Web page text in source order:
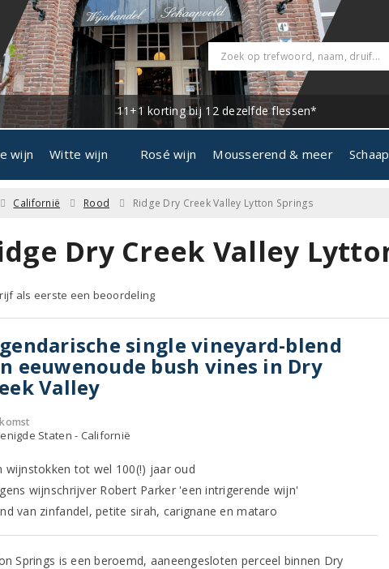
11+1 korting bij 12 dezelfde flessen*
wijn Witte wijn Rosé wijn Mousserend & meer
Californië Rood Ridge Dry Creek Valley Lytton Springs
Dry Creek Valley
als eerste een beoordeling
single vineyard-blend
eeuwenoude bush vines in Dry
Valley
Staten - Californië
wijnstokken tot wel 100(!) jaar oud
wijnschrijver Robert Parker 'een intrigerende wijn'
van zinfandel, petite sirah, carignane en mataro
Springs is een beroemd, aaneengesloten perceel binnen Dry